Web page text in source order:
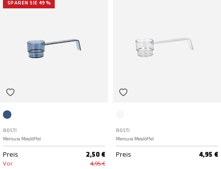
SPAREN SIE 49 %
ROSTI
Mensura Messlöffel
Preis 2,50 €
Vor 4,95 €
ROSTI
Mensura Messlöffel
Preis 4,95 €